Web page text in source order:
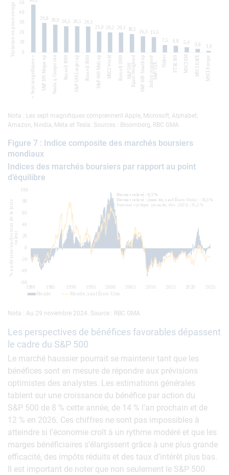
Nota : Les sept magnifiques comprennent Apple, Microsoft, Alphabet,
Amazon, Nvidia, Meta et Tesla. Sources : Bloomberg, RBC GMA
Figure 7 : Indice composite des marchés boursiers
mondiaux
Indices des marchés boursiers par rapport au point
d’équilibre
Nota : Au 29 novembre 2024. Source : RBC GMA
Les perspectives de bénéfices favorables dépassent
le cadre du S&P 500
Le marché haussier pourrait se maintenir tant que les
bénéfices sont en mesure de répondre aux prévisions
optimistes des analystes. Les estimations générales
tablent sur une croissance du bénéfice par action du
S&P 500 de 8 % cette année, de 14 % l’an prochain et de
12 % en 2026. Ces chiffres ne sont pas impossibles à
atteindre si l’économie croît à un rythme modéré et que les
marges bénéficiaires s’élargissent grâce à une plus grande
efficacité, des impôts réduits et des taux d’intérêt plus bas.
Il est important de noter que non seulement le S&P 500